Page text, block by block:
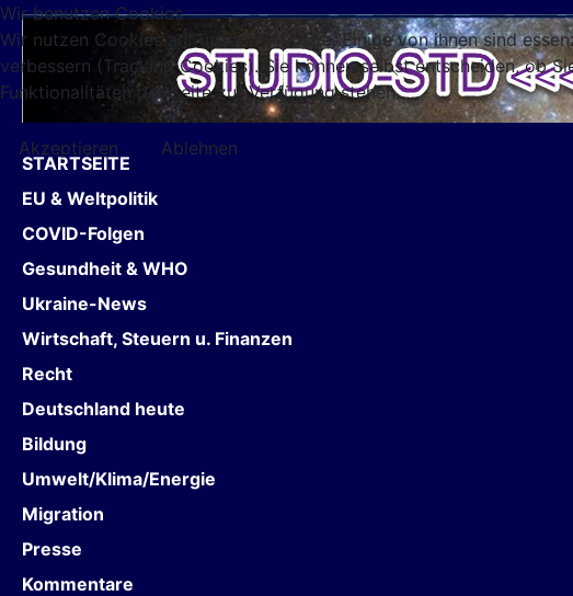
STARTSEITE
EU & Weltpolitik
COVID-Folgen
Gesundheit & WHO
Ukraine-News
Wirtschaft, Steuern u. Finanzen
Recht
Deutschland heute
Bildung
Umwelt/Klima/Energie
Migration
Presse
Kommentare
Wir benutzen Cookies
Wir nutzen Cookies auf unserer Website. Einige von ihnen sind
verbessern (Tracking Cookies). Sie können selbst entscheiden, ob
Funktionalitäten der Seite zur Verfügung stehen.
Akzeptieren
Ablehnen